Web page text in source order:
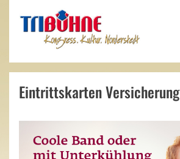
Eintrittskarten Versicherung